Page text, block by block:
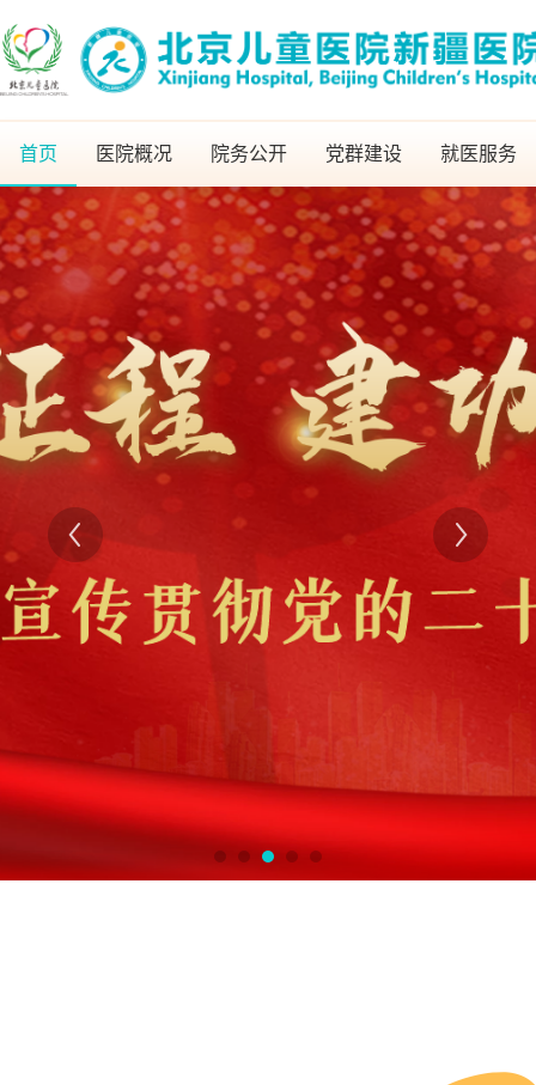
首页 医院概况 院务公开 党群建设 就医服务